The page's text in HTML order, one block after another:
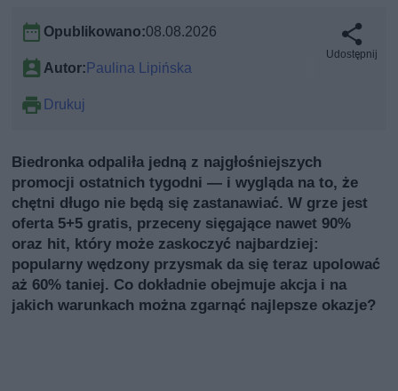
Opublikowano:08.08.2026
Autor: Paulina Lipińska
Drukuj
Udostępnij
Biedronka odpaliła jedną z najgłośniejszych
promocji ostatnich tygodni — i wygląda na to, że
chętni długo nie będą się zastanawiać. W grze jest
oferta 5+5 gratis, przeceny sięgające nawet 90%
oraz hit, który może zaskoczyć najbardziej:
popularny wędzony przysmak da się teraz upolować
aż 60% taniej. Co dokładnie obejmuje akcja i na
jakich warunkach można zgarnąć najlepsze okazje?